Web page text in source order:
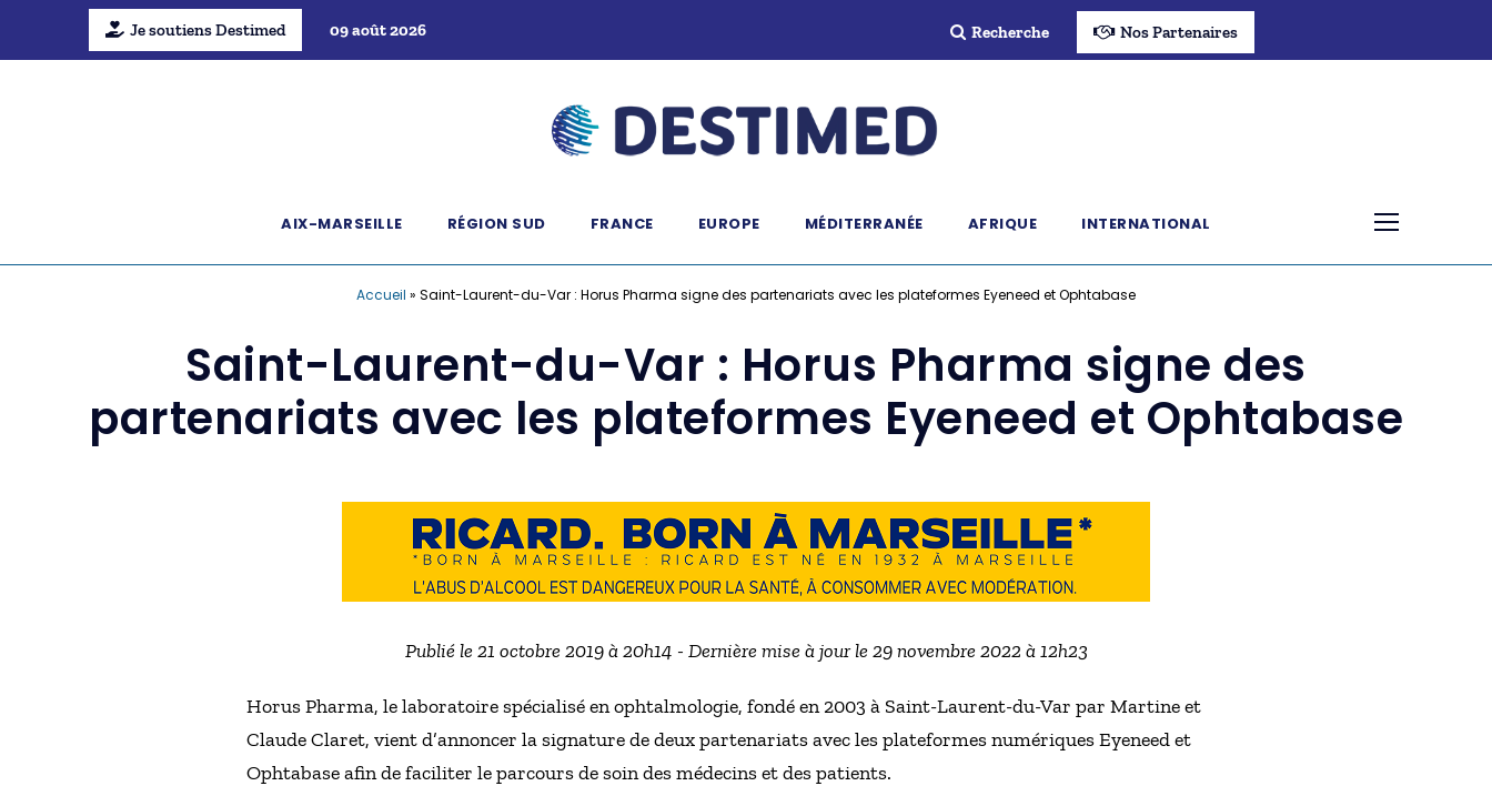
Je soutiens Destimed 09 août 2026 Recherche Nos Partenaires
AIX-MARSEILLE RÉGION SUD FRANCE EUROPE MÉDITERRANÉE AFRIQUE INTERNATIONAL
Accueil » Saint-Laurent-du-Var : Horus Pharma signe des partenariats avec les plateformes Eyeneed et Ophtabase
Saint-Laurent-du-Var : Horus Pharma signe des
partenariats avec les plateformes Eyeneed et Ophtabase
Publié le 21 octobre 2019 à 20h14 - Dernière mise à jour le 29 novembre 2022 à 12h23
Horus Pharma, le laboratoire spécialisé en ophtalmologie, fondé en 2003 à Saint-Laurent-du-Var par Martine et
Claude Claret, vient d’annoncer la signature de deux partenariats avec les plateformes numériques Eyeneed et
Ophtabase afin de faciliter le parcours de soin des médecins et des patients.